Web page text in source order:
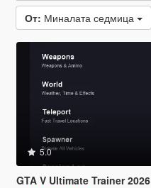
От: Миналата седмица
5.0
GTA V Ultimate Trainer 2026